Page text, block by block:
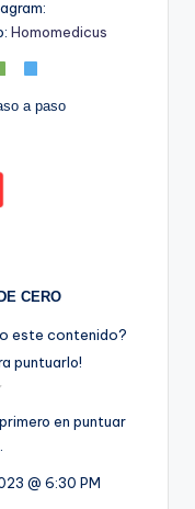
Homomedicus
a paso
CERO
este contenido?
puntuarlo!
en puntuar
@ 6:30 PM